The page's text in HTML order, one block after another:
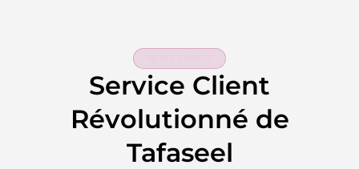
Service Client
Révolutionné de
Tafaseel